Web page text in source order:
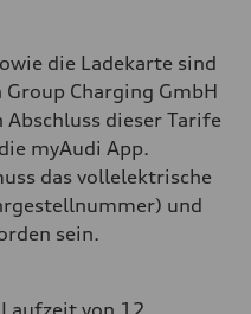
die Ladekarte sind
Charging GmbH
dieser Tarife
myAudi App.
das vollelektrische
und
sein.
von 12